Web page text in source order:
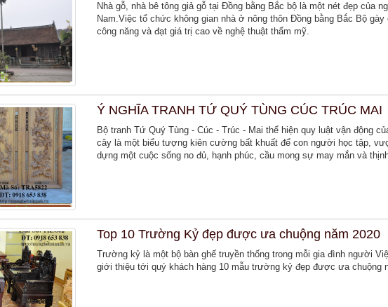
Nhà gỗ, nhà bê tông giả gỗ tại Đồng bằng Bắc bộ là một nét đẹp của
Nam.Việc tổ chức không gian nhà ở nông thôn Đồng bằng Bắc Bộ gày
công năng và đạt giá trị cao về nghệ thuật thẩm mỹ.
Ý NGHĨA TRANH TỨ QUÝ TÙNG CÚC TRÚC MAI
Bộ tranh Tứ Quý Tùng - Cúc - Trúc - Mai thể hiện quy luật vận động
cây là một biểu tượng kiên cường bất khuất để con người học tập,
dựng một cuộc sống no đủ, hạnh phúc, cầu mong sự may mắn và
Top 10 Trường Kỷ đẹp được ưa chuộng năm 2020
Trường kỷ là một bộ bàn ghế truyền thống trong mỗi gia đình người
giới thiệu tới quý khách hàng 10 mẫu trường kỷ đẹp được ưa chuộng